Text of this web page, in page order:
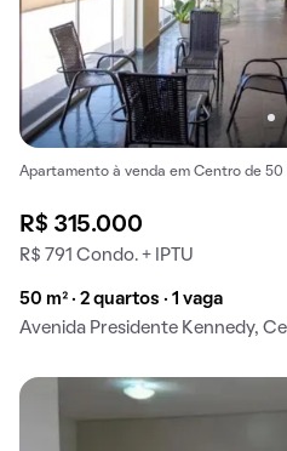
Apartamento à venda em Centro de 50
R$ 315.000
R$ 791 Condo. + IPTU
50 m² · 2 quartos · 1 vaga
Avenida Presidente Kennedy,